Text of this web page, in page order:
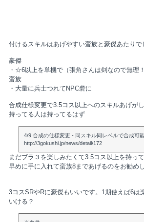
付けるスキルはあげやすい蛮族と豪傑あたりで
豪傑
・☆6以上を単機で（張角さんは剣なので無理！
蛮族
・大量に兵士つれてNPC砦に
合成仕様変更で3.5コス以上へのスキルあげが
持ってる人は持ってるはず
4/9 合成の仕様変更 - 同スキル同レベルで合成可
http://3gokushi.jp/news/detail/172
まだブラ３を楽しみたくて3.5コス以上を持っ
早めに手に入れて蛮族8まであげるのをお勧め
3コスSRやRに豪傑もいいです。1期使えば6は
いける？